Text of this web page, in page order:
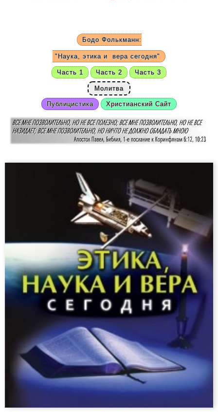
Бодо Фолькманн:
"Наука, этика и вера сегодня"
Часть 1 Часть 2 Часть 3
Молитва
Публицистика Христианский Сайт